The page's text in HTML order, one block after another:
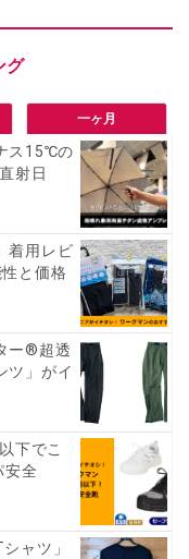
一ヶ月
ス15℃の
射日
着用レビ
と価格
ー®超透
ツ」がイ
下でこ
安全
ャツ」